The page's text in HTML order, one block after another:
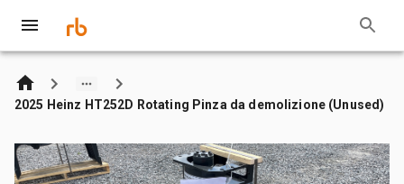
2025 Heinz HT252D Rotating Pinza da demolizione (Unused)